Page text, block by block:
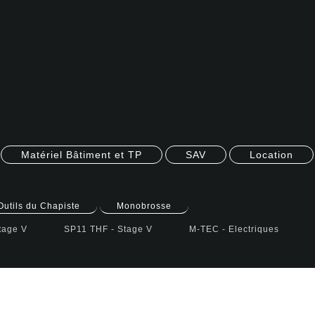
Matériel Bâtiment et TP SAV Location
du Chapiste Monobrosse
V SP11 THF - Stage V M-TEC - Electriques